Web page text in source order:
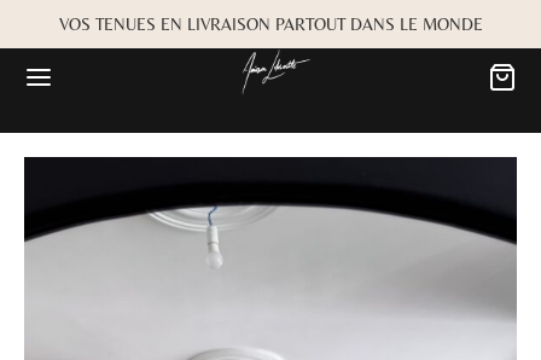
VOS TENUES EN LIVRAISON PARTOUT DANS LE MONDE
Retour
Retour